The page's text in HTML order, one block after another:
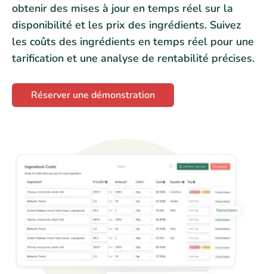
obtenir des mises à jour en temps réel sur la
disponibilité et les prix des ingrédients. Suivez
les coûts des ingrédients en temps réel pour une
tarification et une analyse de rentabilité précises.
Réserver une démonstration